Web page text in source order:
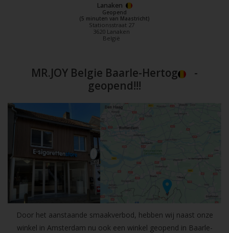
Lanaken
Geopend
(5 minuten van Maastricht)
Stationsstraat 27
3620 Lanaken
België
MR.JOY Belgie Baarle-Hertog
-
geopend!!!
Door het aanstaande smaakverbod, hebben wij naast onze
winkel in Amsterdam nu ook een winkel geopend in Baarle-